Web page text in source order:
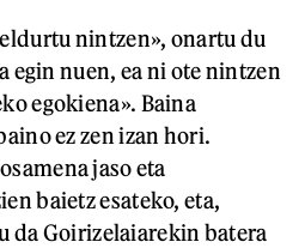
nintzen», onartu du
egin nuen, ea ni ote nintzen
egokiena». Baina
ez zen izan hori.
jaso eta
baietz esateko, eta,
da Goirizelaiarekin batera